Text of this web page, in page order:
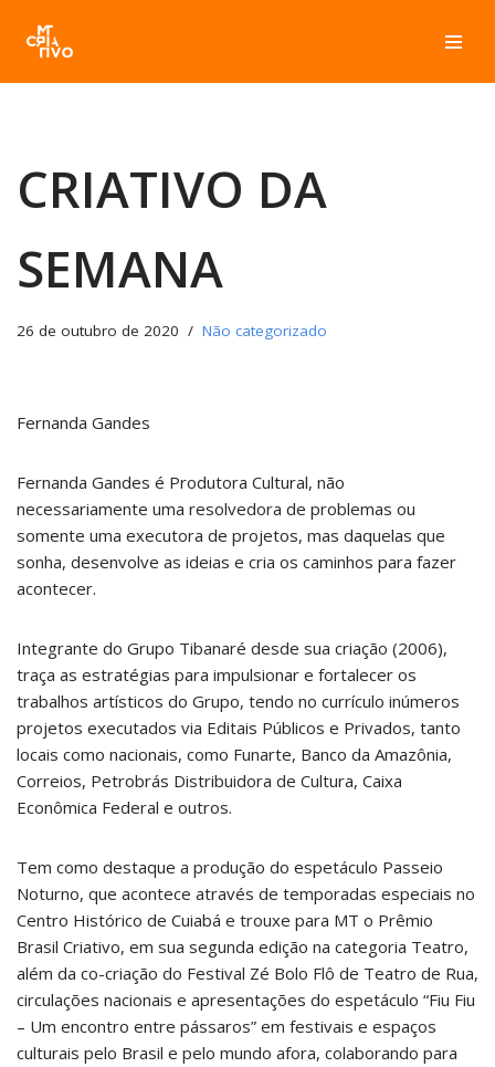
Pular
para
CRIATIVO DA
SEMANA
26 de outubro de 2020 Não categorizado
Fernanda Gandes
Fernanda Gandes é Produtora Cultural, não
necessariamente uma resolvedora de problemas ou
somente uma executora de projetos, mas daquelas que
sonha, desenvolve as ideias e cria os caminhos para fazer
acontecer.
Integrante do Grupo Tibanaré desde sua criação (2006),
traça as estratégias para impulsionar e fortalecer os
trabalhos artísticos do Grupo, tendo no currículo inúmeros
projetos executados via Editais Públicos e Privados, tanto
locais como nacionais, como Funarte, Banco da Amazônia,
Correios, Petrobrás Distribuidora de Cultura, Caixa
Econômica Federal e outros.
Tem como destaque a produção do espetáculo Passeio
Noturno, que acontece através de temporadas especiais no
Centro Histórico de Cuiabá e trouxe para MT o Prêmio
Brasil Criativo, em sua segunda edição na categoria Teatro,
além da co-criação do Festival Zé Bolo Flô de Teatro de Rua,
circulações nacionais e apresentações do espetáculo “Fiu Fiu
– Um encontro entre pássaros” em festivais e espaços
culturais pelo Brasil e pelo mundo afora, colaborando para